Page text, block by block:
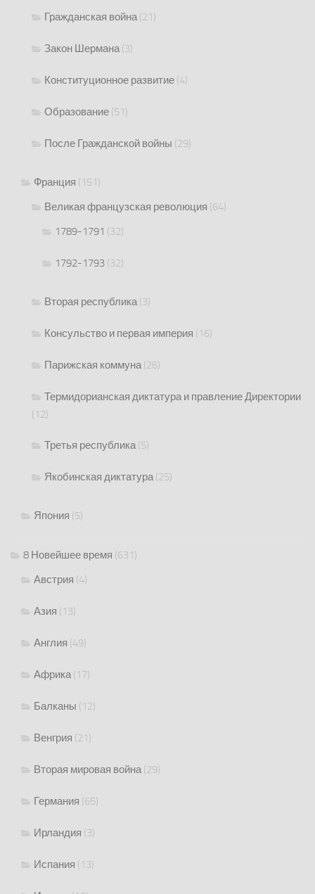
Гражданская война(21)
Закон Шермана(3)
Конституционное развитие (4)
Образование (51)
После Гражданской войны (29)
Франция (151)
Великая французская революция (64)
1789-1791 (32)
1792-1793 (32)
Вторая республика(3)
Консульство и первая империя (16)
Парижская коммуна(26)
Термидорианская диктатура и правление Директории
(12)
Третья республика(5)
Якобинская диктатура(25)
Япония (5)
8 Новейшее время (631)
Австрия (4)
Азия (13)
Англия (49)
Африка(17)
Балканы (12)
Венгрия (21)
Вторая мировая война(29)
Германия (65)
Ирландия (3)
Испания (13)